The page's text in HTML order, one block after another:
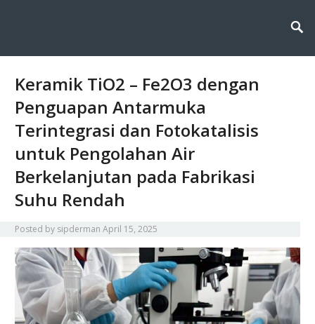
di Dunia Informasi &
Teknologi
Keramik TiO2 – Fe2O3 dengan
Penguapan Antarmuka
Terintegrasi dan Fotokatalisis
untuk Pengolahan Air
Berkelanjutan pada Fabrikasi
Suhu Rendah
Posted by sipderman April 15, 2025